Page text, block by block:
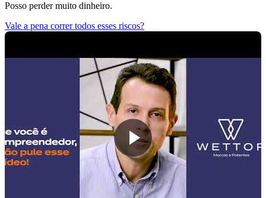
Posso perder muito dinheiro.
Vale a pena correr todos esses riscos?